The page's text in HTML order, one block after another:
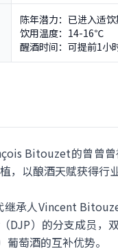
陈年潜力：已进入适
饮用温度：14-16℃
醒酒时间：可提前1小
Bitouzet的曾曾
，以酿酒天赋获得行
继承人Vincent
DJP）的分支成员，
萄酒的互补优势。